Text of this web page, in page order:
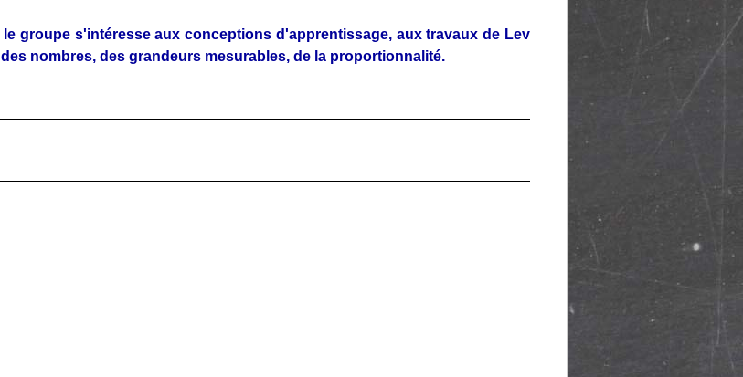
groupe s'intéresse aux conceptions d'apprentissage, aux travaux de Lev
nombres, des grandeurs mesurables, de la proportionnalité.